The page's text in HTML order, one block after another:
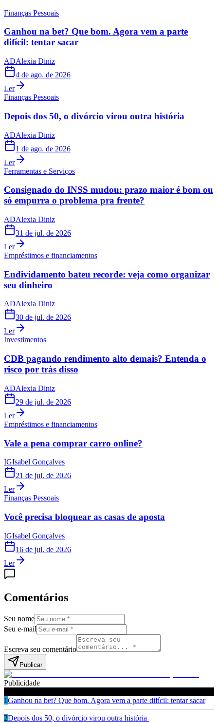
Finanças Pessoais
Ganhou na bet? Que bom. Agora vem a parte
difícil: tentar sacar
ADAlexia Diniz
4 de ago. de 2026
Ler
Finanças Pessoais
Depois dos 50, o divórcio virou outra história
ADAlexia Diniz
1 de ago. de 2026
Ler
Ferramentas e Serviços
Consignado do INSS mudou: prazo maior é bom ou
só empurra o problema pra frente?
ADAlexia Diniz
31 de jul. de 2026
Ler
Empréstimos e financiamentos
Endividamento bateu recorde: veja como organizar
seu dinheiro
ADAlexia Diniz
30 de jul. de 2026
Ler
Investimentos
CDB pagando rendimento alto demais? Entenda o
risco por trás disso
ADAlexia Diniz
29 de jul. de 2026
Ler
Empréstimos e financiamentos
Vale a pena comprar carro online?
IGIsabel Gonçalves
21 de jul. de 2026
Ler
Finanças Pessoais
Você precisa bloquear as casas de aposta
IGIsabel Gonçalves
16 de jul. de 2026
Ler
Comentários
Seu nome
Seu e-mail
Escreva seu comentário
Publicar
Publicidade
1Ganhou na bet? Que bom. Agora vem a parte difícil: tentar sacar
2Depois dos 50, o divórcio virou outra história